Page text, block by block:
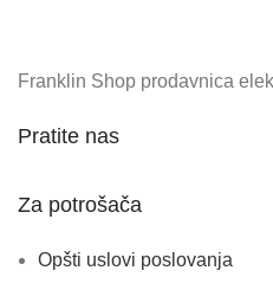
Franklin Shop prodavnica
Pratite nas
Za potrošača
Opšti uslovi poslovanja